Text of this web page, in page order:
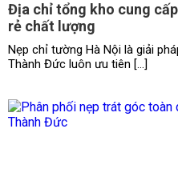
Địa chỉ tổng kho cung
rẻ chất lượng
Nẹp chỉ tường Hà Nội là giải
Thành Đức luôn ưu tiên […]